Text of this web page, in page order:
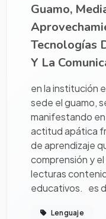
Guamo,
Tecnologías
Y La
en la institución
sede el guamo,
manifestando
actitud apática
de aprendizaje
comprensión y
lecturas
educativos. es
Lenguaje